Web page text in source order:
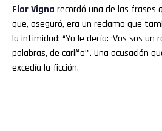
FlorVigna recordó una de las frases
que, aseguró, era un reclamo que
la intimidad: “Yo le decía: ‘Vos sos
palabras, de cariño’”. Una acusación
excedía la ficción.